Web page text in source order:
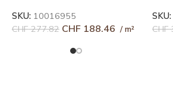
SKU: 10118956
CHF323.20 CHF227.40
SKU:
CHF